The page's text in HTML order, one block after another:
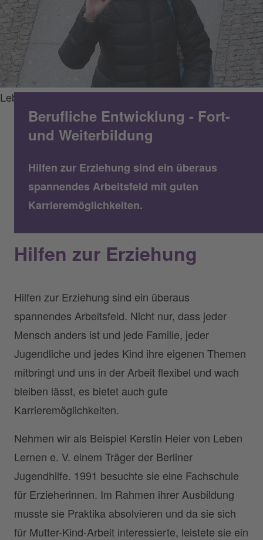
Leben Lernen e.V.
Berufliche Entwicklung - Fort-
und Weiterbildung
Hilfen zur Erziehung sind ein überaus
spannendes Arbeitsfeld mit guten
Karrieremöglichkeiten.
Hilfen zur Erziehung
Hilfen zur Erziehung sind ein überaus
spannendes Arbeitsfeld. Nicht nur, dass jeder
Mensch anders ist und jede Familie, jeder
Jugendliche und jedes Kind ihre eigenen Themen
mitbringt und uns in der Arbeit flexibel und wach
bleiben lässt, es bietet auch gute
Karrieremöglichkeiten.
Nehmen wir als Beispiel Kerstin Heier von Leben
Lernen e. V. einem Träger der Berliner
Jugendhilfe. 1991 besuchte sie eine Fachschule
für Erzieherinnen. Im Rahmen ihrer Ausbildung
musste sie Praktika absolvieren und da sie sich
für Mutter-Kind-Arbeit interessierte, leistete sie ein